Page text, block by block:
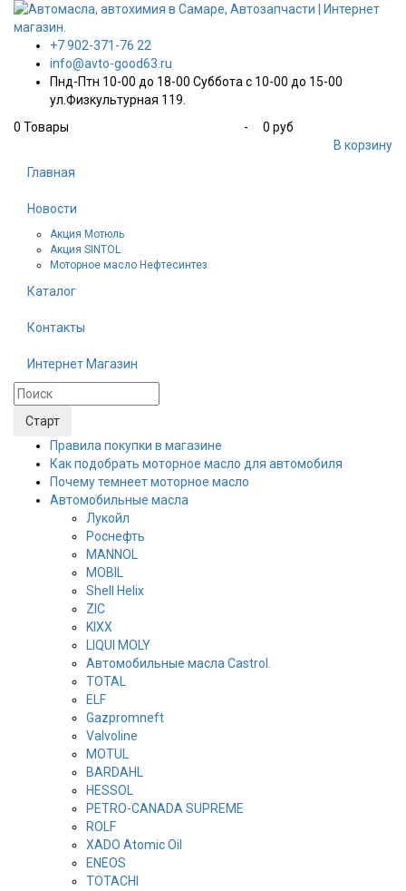
+7 902-371-76 22
info@avto-good63.ru
Пнд-Птн 10-00 до 18-00 Суббота с 10-00 до 15-00
ул.Физкультурная 119.
0 Товары -
0 руб
В корзину
Главная
Новости
Акция Мотюль
Акция SINTOL
Моторное масло Нефтесинтез
Каталог
Контакты
Интернет Магазин
Правила покупки в магазине
Как подобрать моторное масло для автомобиля
Почему темнеет моторное масло
Автомобильные масла
Лукойл
Роснефть
MANNOL
MOBIL
Shell Helix
ZIC
KIXX
LIQUI MOLY
Автомобильные масла Castrol.
TOTAL
ELF
Gazpromneft
Valvoline
MOTUL
BARDAHL
HESSOL
PETRO-CANADA SUPREME
ROLF
XADO Atomic Oil
ENEOS
TOTACHI